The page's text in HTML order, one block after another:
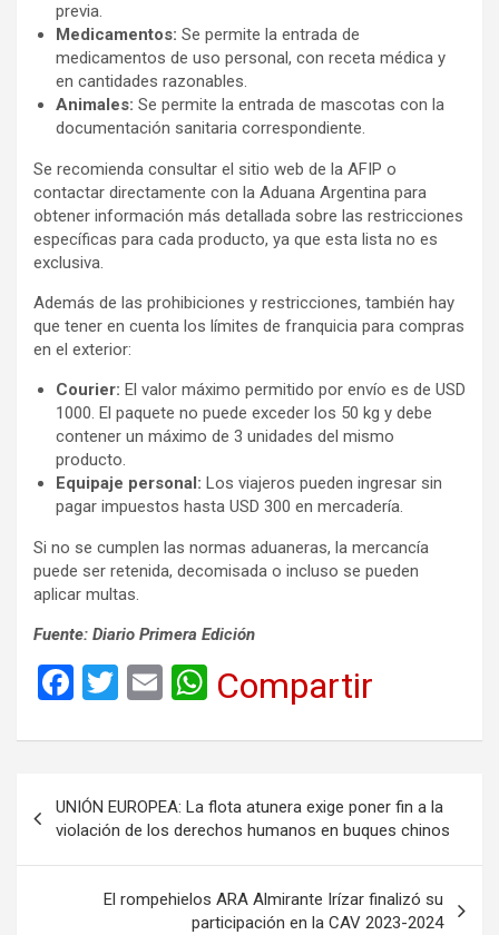
previa.
Medicamentos: Se permite la entrada de
medicamentos de uso personal, con receta médica y
en cantidades razonables.
Animales: Se permite la entrada de mascotas con la
documentación sanitaria correspondiente.
Se recomienda consultar el sitio web de la AFIP o
contactar directamente con la Aduana Argentina para
obtener información más detallada sobre las restricciones
específicas para cada producto, ya que esta lista no es
exclusiva.
Además de las prohibiciones y restricciones, también hay
que tener en cuenta los límites de franquicia para compras
en el exterior:
Courier: El valor máximo permitido por envío es de USD
1000. El paquete no puede exceder los 50 kg y debe
contener un máximo de 3 unidades del mismo
producto.
Equipaje personal: Los viajeros pueden ingresar sin
pagar impuestos hasta USD 300 en mercadería.
Si no se cumplen las normas aduaneras, la mercancía
puede ser retenida, decomisada o incluso se pueden
aplicar multas.
Fuente: Diario Primera Edición
F
ce
b
o
o
T
tt
er
E
ail
W
at
s
A
p
p
Compartir
Navegación
de
entradas
UNIÓN EUROPEA: La flota atunera exige poner fin a la
violación de los derechos humanos en buques chinos
El rompehielos ARA Almirante Irízar finalizó su
participación en la CAV 2023-2024